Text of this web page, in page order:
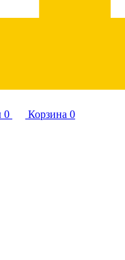
0 Корзина 0